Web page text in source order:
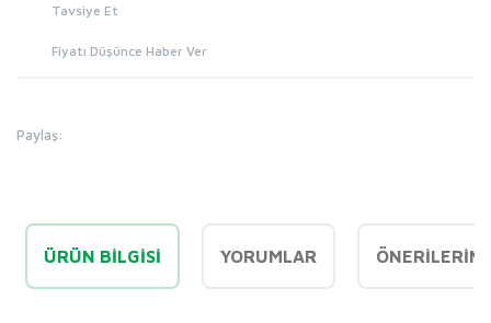
Tavsiye Et
Fiyatı Düşünce Haber Ver
Paylaş:
ÜRÜN BILGISI YORUMLAR